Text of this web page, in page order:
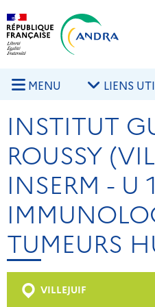
Aller au contenu principal
MENU LIENS
INSTITUT
ROUSSY
INSERM - U
TUMEURS
VILLEJUIF